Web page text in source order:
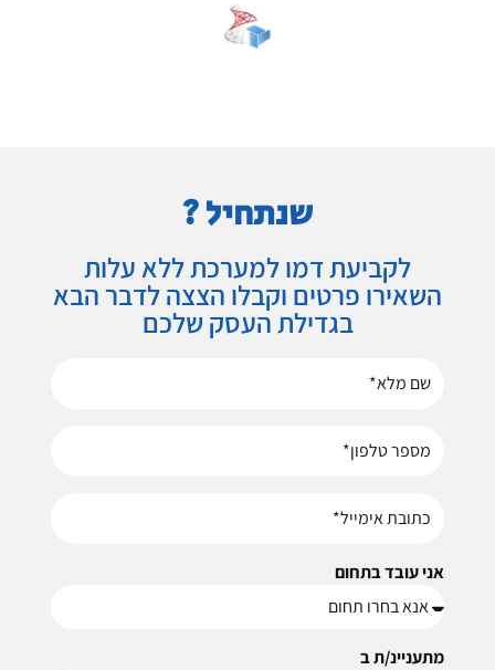
שנתחיל ?
לקביעת דמו למערכת ללא עלות
השאירו פרטים וקבלו הצצה לדבר הבא
בגדילת העסק שלכם
אני עובד בתחום
מתעניינ/ת ב